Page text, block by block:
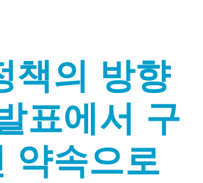
책의 방향
표에서 구
약속으로